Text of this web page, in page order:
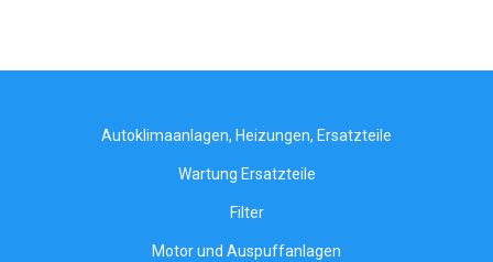
Autoklimaanlagen, Heizungen, Ersatzteile
Wartung Ersatzteile
Filter
Motor und Auspuffanlagen